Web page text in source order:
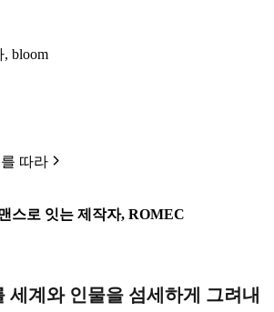
bloom
따라
스로 잇는 제작자, ROMEC
세계와 인물을 섬세하게 그려내